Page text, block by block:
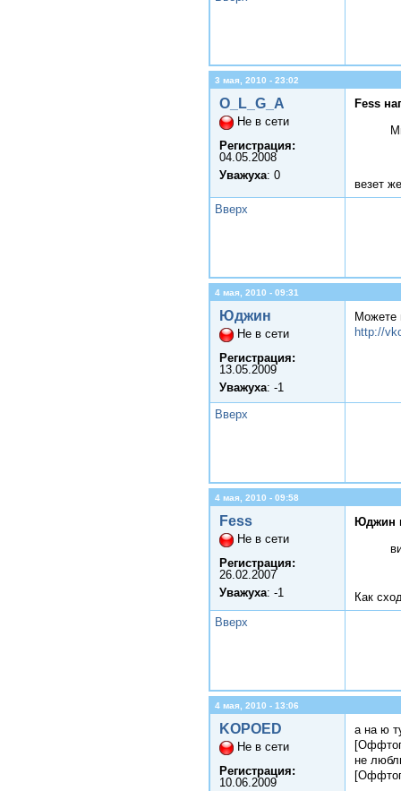
3 мая, 2010 - 23:02
O_L_G_A
Не в сети
Регистрация:
04.05.2008
Уважуха: 0
Fess
везет
Вверх
4 мая, 2010 - 09:31
Юджин
Не в сети
Регистрация:
13.05.2009
Уважуха: -1
Можете
http://
Вверх
4 мая, 2010 - 09:58
Fess
Не в сети
Регистрация:
26.02.2007
Уважуха: -1
Юджин
Как
Вверх
4 мая, 2010 - 13:06
KOPOED
Не в сети
Регистрация:
10.06.2009
а на ю
не